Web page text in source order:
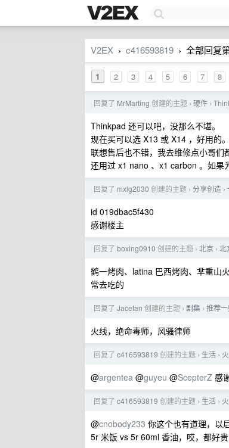
V2EX › c416593819 › 全部回复
1 2 3 4 5 6 7 8
回复了 MrMarting 创建的主题 › 硬件 ›
Thinkpad 还可以吧，没那么不堪。
现在买可以选 X13 或 X14 ，好用的。
联想售后也不错，我去维修点小哥们
还用过 x1 nano 、x1 carbon 。如果
回复了 mxlg2030 创建的主题 › 分享创造 ›
id 019dbac5f430
感谢楼主
回复了 boxing0910 创建的主题 › 北京 › 北
鹤一烤肉、latina 巴西烤肉、芈重山
常去吃的
回复了 Jacefan 创建的主题 › 剧集 › 推荐
火线，绝命毒师，风骚律师
回复了 c416593819 创建的主题 › 生活 ›
@argentea @guyeu @ScepterZ 感
回复了 c416593819 创建的主题 › 生活 ›
@cnobody233 你这个也有道理，以
5r 米饭 vs 5r 60ml 香油，哎，都好贵